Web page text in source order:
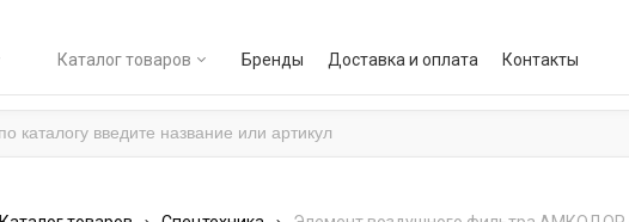
Каталог товаров Бренды Доставка и оплата Контакты